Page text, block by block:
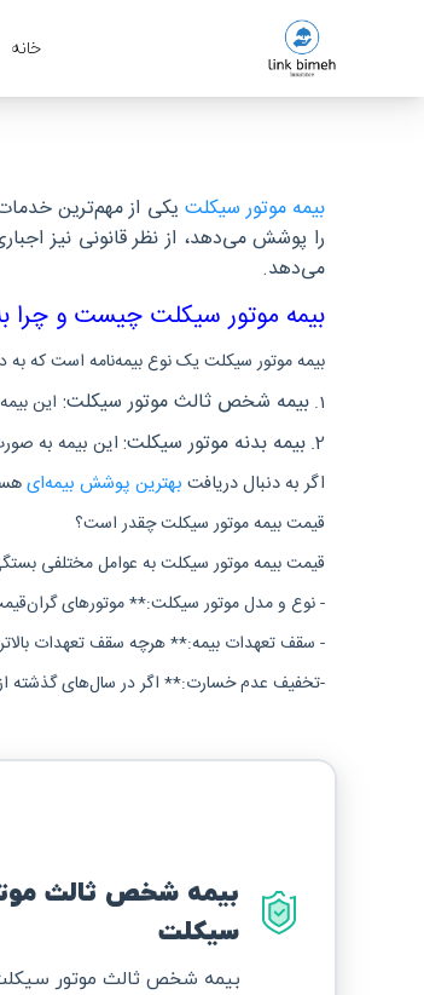
خانه
بیمه موتور سیکلت یکی از مهم‌ترین
را پوشش می‌دهد، از نظر قانونی نیز
می‌دهد.
بیمه موتور سیکلت چیست و چرا به
بیمه موتور سیکلت یک نوع بیمه‌نامه است که
1. بیمه شخص ثالث موتور سیکلت: این
2. بیمه بدنه موتور سیکلت: این بیمه به
اگر به دنبال دریافت بهترین پوشش بیمه‌ای
قیمت بیمه موتور سیکلت چقدر است؟
قیمت بیمه موتور سیکلت به عوامل مختلفی
- نوع و مدل موتور سیکلت:** موتورهای گران‌قیمت
- سقف تعهدات بیمه:** هرچه سقف تعهدات
-تخفیف عدم خسارت:** اگر در سال‌های گذشته از
بیمه شخص ثالث
سیکلت
بیمه شخص ثالث موتور